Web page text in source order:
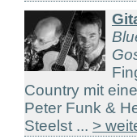
Country mit
Peter Funk &
Steelst ... >